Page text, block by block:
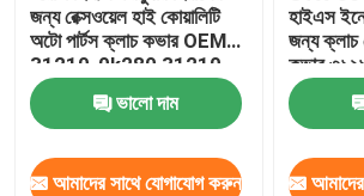
গাড়ির ফিল্টার
অন্যান্য অটো পার্টস
জন্য রেক্সওয়েল হাই কোয়ালিটি
অটো পার্টস ক্লাচ কভার OEM
31210-0k280 31210-
0K281
ভালো দাম
আমাদের সাথে যোগাযোগ করুন
হাইএস
জন্য ক্লাচ
কভার